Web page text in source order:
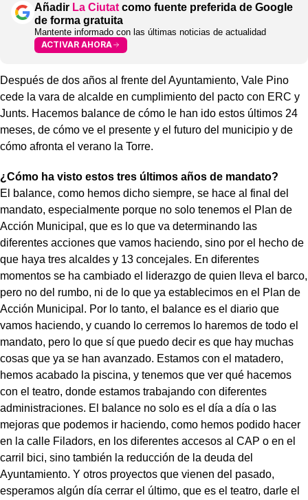
Añadir La Ciutat como fuente preferida de Google
de forma gratuita
Mantente informado con las últimas noticias de actualidad
ACTIVAR AHORA
Después de dos años al frente del Ayuntamiento, Vale Pino
cede la vara de alcalde en cumplimiento del pacto con ERC y
Junts. Hacemos balance de cómo le han ido estos últimos 24
meses, de cómo ve el presente y el futuro del municipio y de
cómo afronta el verano la Torre.
¿Cómo ha visto estos tres últimos años de mandato?
El balance, como hemos dicho siempre, se hace al final del
mandato, especialmente porque no solo tenemos el Plan de
Acción Municipal, que es lo que va determinando las
diferentes acciones que vamos haciendo, sino por el hecho de
que haya tres alcaldes y 13 concejales. En diferentes
momentos se ha cambiado el liderazgo de quien lleva el barco,
pero no del rumbo, ni de lo que ya establecimos en el Plan de
Acción Municipal. Por lo tanto, el balance es el diario que
vamos haciendo, y cuando lo cerremos lo haremos de todo el
mandato, pero lo que sí que puedo decir es que hay muchas
cosas que ya se han avanzado. Estamos con el matadero,
hemos acabado la piscina, y tenemos que ver qué hacemos
con el teatro, donde estamos trabajando con diferentes
administraciones. El balance no solo es el día a día o las
mejoras que podemos ir haciendo, como hemos podido hacer
en la calle Filadors, en los diferentes accesos al CAP o en el
carril bici, sino también la reducción de la deuda del
Ayuntamiento. Y otros proyectos que vienen del pasado,
esperamos algún día cerrar el último, que es el teatro, darle el